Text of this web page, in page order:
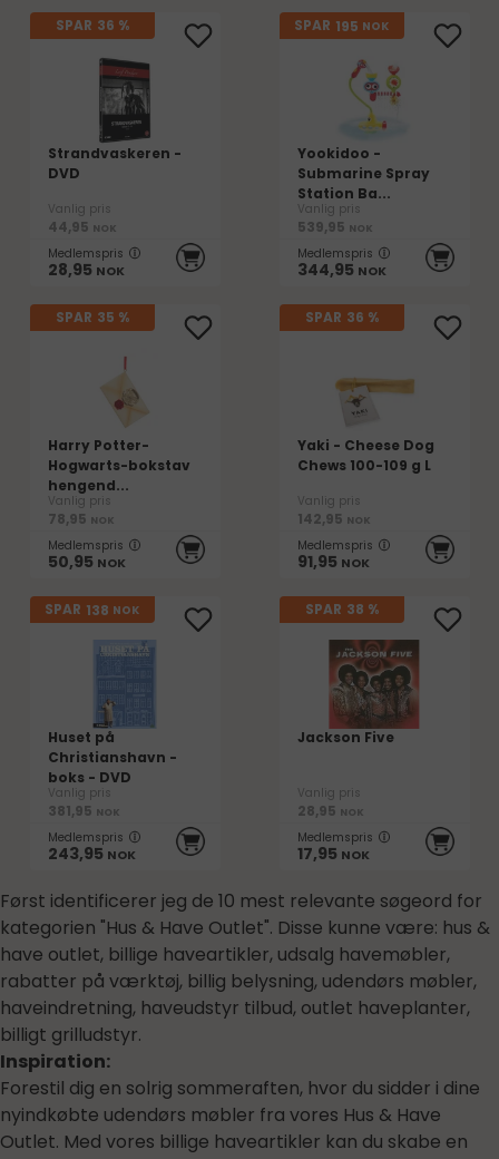
SPAR 36 %
Strandvaskeren -
DVD
Vanlig pris
44,95 NOK
Medlemspris
28,95 NOK
SPAR 195 NOK
Yookidoo -
Submarine Spray
Station Ba...
Vanlig pris
539,95 NOK
Medlemspris
344,95 NOK
SPAR 35 %
Harry Potter-
Hogwarts-bokstav
hengend...
Vanlig pris
78,95 NOK
Medlemspris
50,95 NOK
SPAR 36 %
Yaki - Cheese Dog
Chews 100-109 g L
Vanlig pris
142,95 NOK
Medlemspris
91,95 NOK
SPAR 138 NOK
Huset på
Christianshavn -
boks - DVD
Vanlig pris
381,95 NOK
Medlemspris
243,95 NOK
SPAR 38 %
Jackson Five
Vanlig pris
28,95 NOK
Medlemspris
17,95 NOK
Først identificerer jeg de 10 mest relevante søgeord for
kategorien "Hus & Have Outlet". Disse kunne være: hus &
have outlet, billige haveartikler, udsalg havemøbler,
rabatter på værktøj, billig belysning, udendørs møbler,
haveindretning, haveudstyr tilbud, outlet haveplanter,
billigt grilludstyr.
Inspiration:
Forestil dig en solrig sommeraften, hvor du sidder i dine
nyindkøbte udendørs møbler fra vores Hus & Have
Outlet. Med vores billige haveartikler kan du skabe en